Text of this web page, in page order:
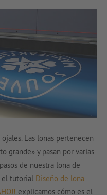
Las lonas pertenecen
grande» y pasan por varias
de nuestra lona de
el tutorial Diseño de lona
explicamos cómo es el